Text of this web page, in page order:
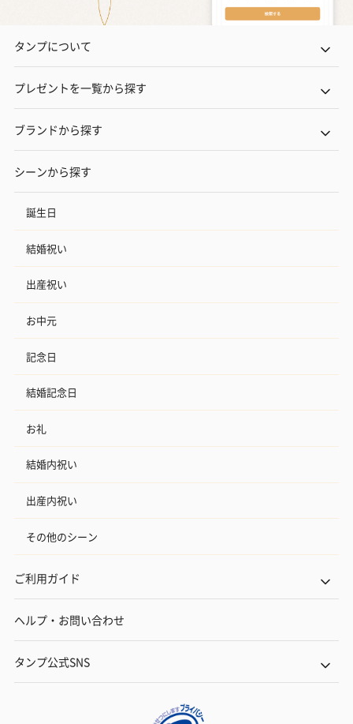
タンプについて
プレゼントを一覧から探す
ブランドから探す
シーンから探す
誕生日
結婚祝い
出産祝い
お中元
記念日
結婚記念日
お礼
結婚内祝い
出産内祝い
その他のシーン
ご利用ガイド
ヘルプ・お問い合わせ
タンプ公式SNS